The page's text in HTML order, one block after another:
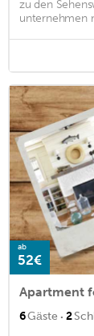
zu den
unternehmen
ab
52€
6Gäste · 2